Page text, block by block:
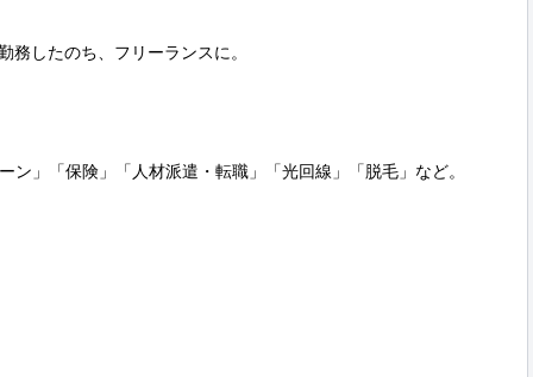
務したのち、フリーランスに。
ン」「保険」「人材派遣・転職」「光回線」「脱毛」など。